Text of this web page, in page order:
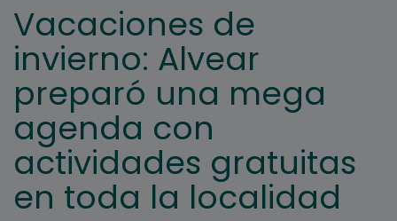
Vacaciones de
invierno: Alvear
preparó una mega
agenda con
actividades gratuitas
en toda la localidad